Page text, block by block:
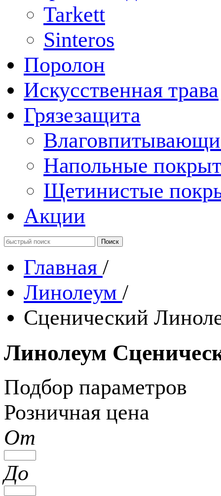
Tarkett
Sinteros
Поролон
Искусственная трава
Грязезащита
Напольные
Щетинистые
Акции
Главная /
Линолеум /
Сценический
Линолеум
Подбор параметров
Розничная цена
От
До